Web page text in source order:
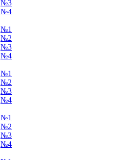
№3
№4
№1
№2
№3
№4
№1
№2
№3
№4
№1
№2
№3
№4